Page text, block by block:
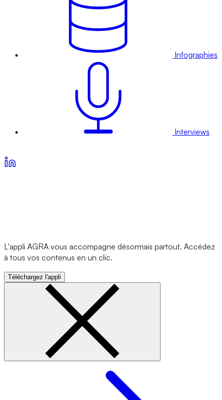
Infographies
Interviews
L'appli AGRA vous accompagne désormais partout. Accédez
à tous vos contenus en un clic.
Téléchargez l'appli